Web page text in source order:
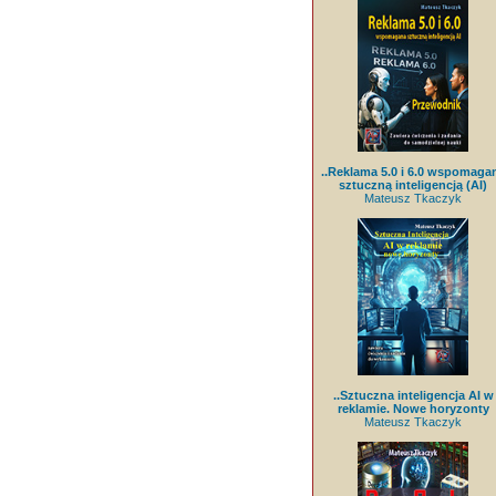
..Reklama 5.0 i 6.0
sztuczną inteligencją (AI)
Mateusz Tkaczyk
..Sztuczna inteligencja AI w
reklamie. Nowe horyzonty
Mateusz Tkaczyk